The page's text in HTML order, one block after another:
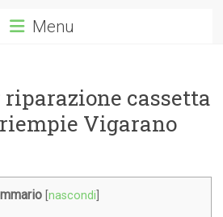
Menu
cassetta
Vigarano
nascondi